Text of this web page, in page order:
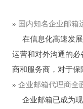
» 国内知名企业邮箱
在信息化高速发展
运营和对外沟通的
商和服务商，对于保
» 企业邮箱代理商全
企业邮箱已成为现